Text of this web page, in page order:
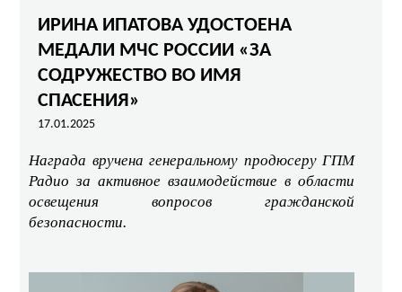
ИРИНА ИПАТОВА УДОСТОЕНА
МЕДАЛИ МЧС РОССИИ «ЗА
СОДРУЖЕСТВО ВО ИМЯ
СПАСЕНИЯ»
17.01.2025
Награда вручена генеральному продюсеру ГПМ
Радио за активное взаимодействие в области
освещения вопросов гражданской
безопасности.